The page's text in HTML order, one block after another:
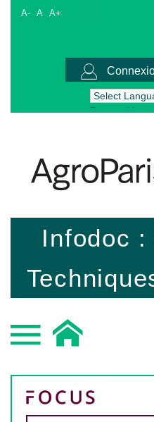
A- A A+
Powered by
Infodoc :